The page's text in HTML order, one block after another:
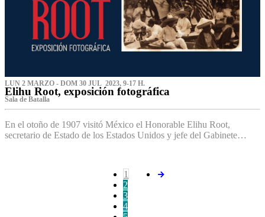
LUN 2 MARZO - DOM 30 JUL 2023, 9-17 H.
Elihu Root, exposición fotográfica
Sala de Batalla
En el otoño de 1907 visitó México el Honorable Elihu Root,
secretario de Estado de los Estados Unidos y jefe del Gabinete…
1
2
3
4